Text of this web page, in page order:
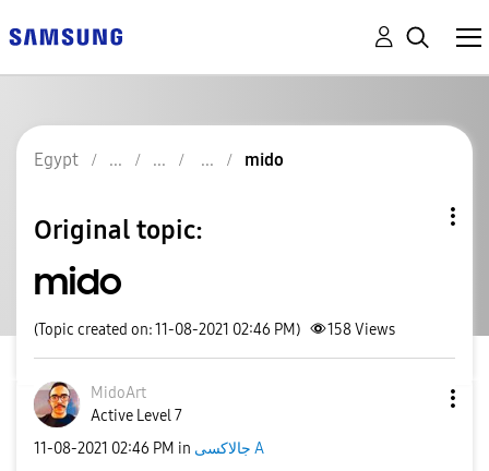
Egypt mido
Original topic:
mido
(Topic created on: 11-08-2021 02:46 PM) 158Views
MidoArt
Active Level 7
‎11-08-2021 02:46 PM in جالاكسى A